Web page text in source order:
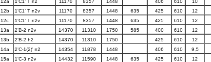
12b
1'C1' T n2v 11170 8357 1448 635 425 610 12
12c
1'C1' T n2v 11170 8357 1448 635 425 610 12
13a
2'B-2 n2v 14370 11310 1750 585 400 610 12
13b
2'B-2 h2 14370 11310 1750 425 610 12
14a
2'C-1(2)' n2 14354 11878 1448 406 610 9,5
15a
1'C-3 n2v 14432 11590 1448 635 425 610 12